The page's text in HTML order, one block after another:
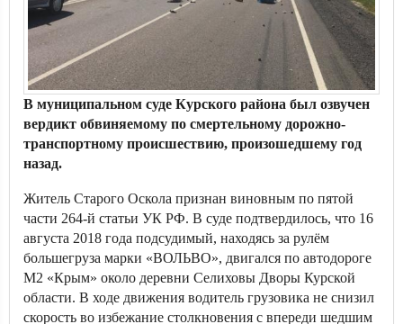
В муниципальном суде Курского района был озвучен
вердикт обвиняемому по смертельному дорожно-
транспортному происшествию, произошедшему год
назад.
Житель Старого Оскола признан виновным по пятой
части 264-й статьи УК РФ. В суде подтвердилось, что 16
августа 2018 года подсудимый, находясь за рулём
большегруза марки «ВОЛЬВО», двигался по автодороге
М2 «Крым» около деревни Селиховы Дворы Курской
области. В ходе движения водитель грузовика не снизил
скорость во избежание столкновения с впереди шедшим